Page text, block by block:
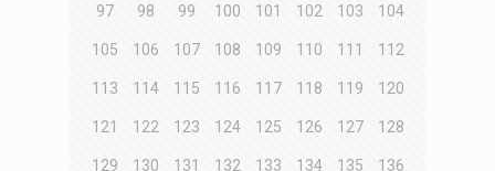
97 98 99 100 101 102 103 104
105 106 107 108 109 110 111 112
113 114 115 116 117 118 119 120
121 122 123 124 125 126 127 128
129 130 131 132 133 134 135 136